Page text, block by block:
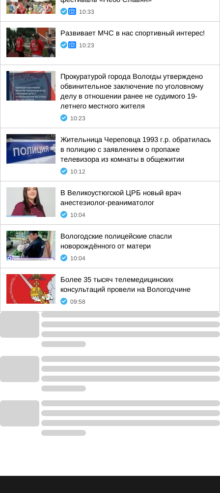
10:33
Развивает МЧС в нас спортивный интерес!
10:23
Прокуратурой города Вологды утверждено
обвинительное заключение по уголовному
делу в отношении ранее не судимого 19-
летнего местного жителя
10:23
Жительница Череповца 1993 г.р. обратилась
в полицию с заявлением о пропаже
телевизора из комнаты в общежитии
10:12
В Великоустюгской ЦРБ новый врач
анестезиолог-реаниматолог
10:04
Вологодские полицейские спасли
новорождённого от матери
10:04
Более 35 тысяч телемедицинских
консультаций провели на Вологодчине
09:58